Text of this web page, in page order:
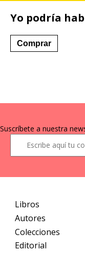
Yo podría
Comprar
producto
pueden
elegir
en
página
Suscríbete a nuestra
Libros
Autores
Colecciones
Editorial